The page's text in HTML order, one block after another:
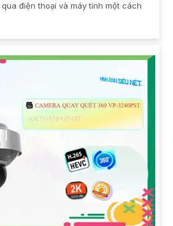
điện thoại và máy tính một cách